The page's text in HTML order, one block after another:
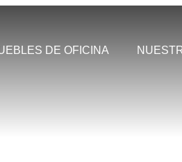
DE OFICINA
de Oficina